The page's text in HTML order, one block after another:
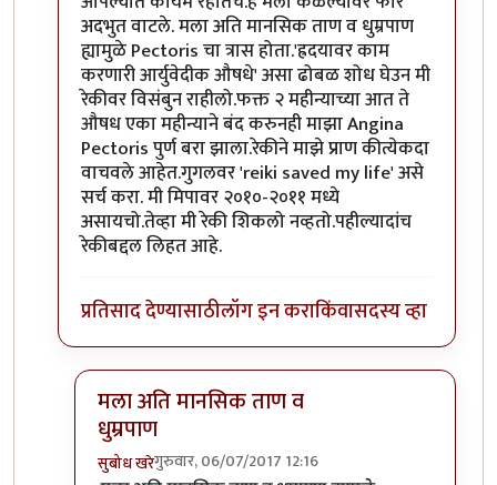
अदभुत वाटले. मला अति मानसिक ताण व धुम्रपाण
ह्यामुळे Pectoris चा त्रास होता.'ह्रदयावर काम
करणारी आर्युवेदीक औषधे' असा ढोबळ शोध घेउन मी
रेकीवर विसंबुन राहीलो.फक्त २ महीन्याच्या आत ते
औषध एका महीन्याने बंद करुनही माझा Angina
Pectoris पुर्ण बरा झाला.रेकीने माझे प्राण कीत्येकदा
वाचवले आहेत.गुगलवर 'reiki saved my life' असे
सर्च करा. मी मिपावर २०१०-२०११ मध्ये
असायचो.तेव्हा मी रेकी शिकलो नव्हतो.पहील्यादांच
रेकीबद्दल लिहत आहे.
प्रतिसाद देण्यासाठीलॉग इन कराकिंवासदस्य व्हा
मला अति मानसिक ताण व
धुम्रपाण
सुबोध खरेगुरुवार, 06/07/2017 12:16